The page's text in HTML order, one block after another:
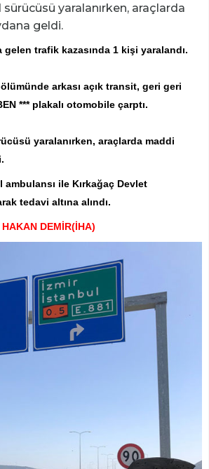
yaralanırken, araçlarda
geldi.
gelen trafik kazasında 1 kişi yaralandı.
arkası açık transit, geri geri
*** plakalı otomobile çarptı.
yaralanırken, araçlarda maddi
ambulansı ile Kırkağaç Devlet
tedavi altına alındı.
DEMİR(İHA)